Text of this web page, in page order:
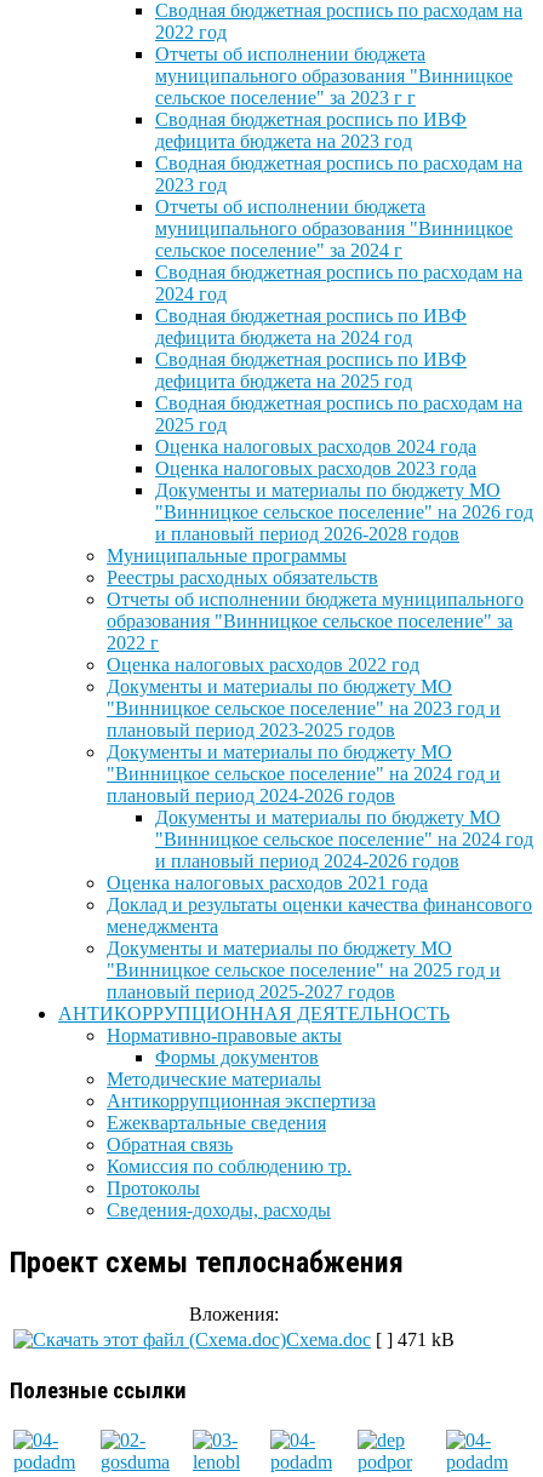
Сводная бюджетная роспись по расходам на
2022 год
Отчеты об исполнении бюджета
муниципального образования "Винницкое
сельское поселение" за 2023 г г
Сводная бюджетная роспись по ИВФ
дефицита бюджета на 2023 год
Сводная бюджетная роспись по расходам на
2023 год
Отчеты об исполнении бюджета
муниципального образования "Винницкое
сельское поселение" за 2024 г
Сводная бюджетная роспись по расходам на
2024 год
Сводная бюджетная роспись по ИВФ
дефицита бюджета на 2024 год
Сводная бюджетная роспись по ИВФ
дефицита бюджета на 2025 год
Сводная бюджетная роспись по расходам на
2025 год
Оценка налоговых расходов 2024 года
Оценка налоговых расходов 2023 года
Документы и материалы по бюджету МО
"Винницкое сельское поселение" на 2026 год
и плановый период 2026-2028 годов
Муниципальные программы
Реестры расходных обязательств
Отчеты об исполнении бюджета муниципального
образования "Винницкое сельское поселение" за
2022 г
Оценка налоговых расходов 2022 год
Документы и материалы по бюджету МО
"Винницкое сельское поселение" на 2023 год и
плановый период 2023-2025 годов
Документы и материалы по бюджету МО
"Винницкое сельское поселение" на 2024 год и
плановый период 2024-2026 годов
Документы и материалы по бюджету МО
"Винницкое сельское поселение" на 2024 год
и плановый период 2024-2026 годов
Оценка налоговых расходов 2021 года
Доклад и результаты оценки качества финансового
менеджмента
Документы и материалы по бюджету МО
"Винницкое сельское поселение" на 2025 год и
плановый период 2025-2027 годов
АНТИКОРРУПЦИОННАЯ ДЕЯТЕЛЬНОСТЬ
Нормативно-правовые акты
Формы документов
Методические материалы
Антикоррупционная экспертиза
Ежеквартальные сведения
Обратная связь
Комиссия по соблюдению тр.
Протоколы
Сведения-доходы, расходы
Проект схемы теплоснабжения
Вложения:
Схема.doc [ ] 471 kB
Полезные ссылки